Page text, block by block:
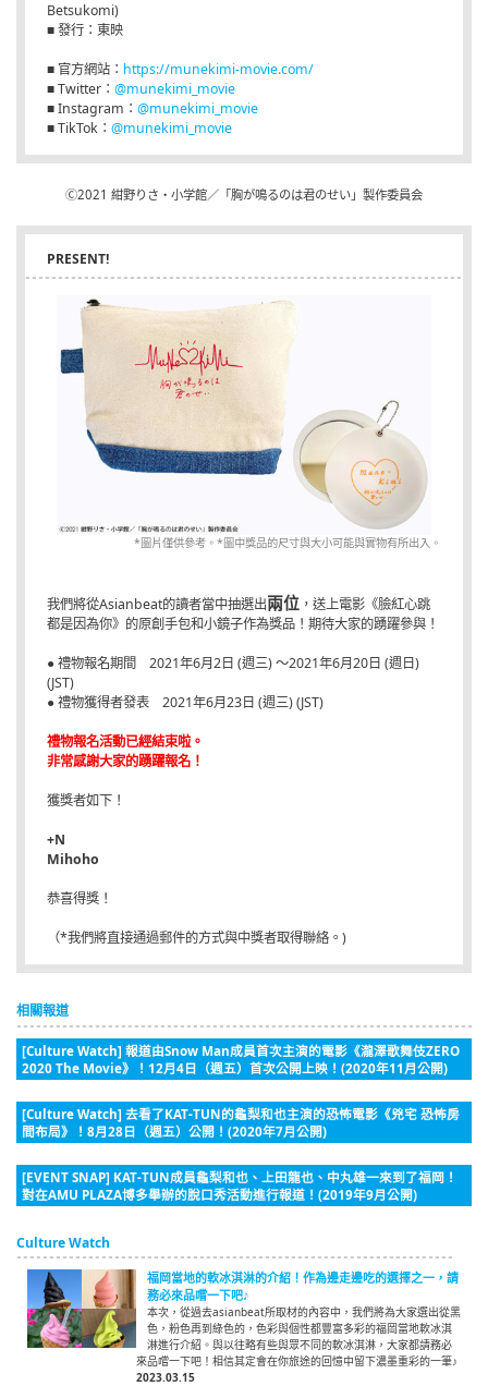
Betsukomi)
■ 發行：東映
■ 官方網站： https://munekimi-movie.com/
■ Twitter： @munekimi_movie
■ Instagram： @munekimi_movie
■ TikTok： @munekimi_movie
Ⓒ2021 紺野りさ・小学館／「胸が鳴るのは君のせい」製作委員会
PRESENT!
*圖片僅供參考。*圖中獎品的尺寸與大小可能與實物有所出入。
我們將從Asianbeat的讀者當中抽選出兩位 ，送上電影《臉紅心跳
都是因為你》的原創手包和小鏡子作為獎品！期待大家的踴躍參與！
● 禮物報名期間 2021年6月2日 (週三) ～2021年6月20日 (週日)
(JST)
● 禮物獲得者發表 2021年6月23日 (週三) (JST)
禮物報名活動已經結束啦。
非常感謝大家的踴躍報名！
獲獎者如下！
+N
Mihoho
恭喜得獎！
（*我們將直接通過郵件的方式與中獎者取得聯絡。)
相關報道
[Culture Watch] 報道由Snow Man成員首次主演的電影《瀧澤歌舞伎ZERO
2020 The Movie》！12月4日（週五）首次公開上映！(2020年11月公開)
[Culture Watch] 去看了KAT-TUN的龜梨和也主演的恐怖電影《兇宅 恐怖房
間布局》！8月28日（週五）公開！(2020年7月公開)
[EVENT SNAP] KAT-TUN成員龜梨和也、上田龍也、中丸雄一來到了福岡！
對在AMU PLAZA博多舉辦的脫口秀活動進行報道！(2019年9月公開)
Culture Watch
福岡當地的軟冰淇淋的介紹！作為邊走邊吃的選擇之一，請
務必來品嚐一下吧♪
本次，從過去asianbeat所取材的內容中，我們將為大家選出從黑
色，粉色再到綠色的，色彩與個性都豐富多彩的福岡當地軟冰淇
淋進行介紹。與以往略有些與眾不同的軟冰淇淋，大家都請務必
來品嚐一下吧！相信其定會在你旅途的回憶中留下濃墨重彩的一筆♪
2023.03.15